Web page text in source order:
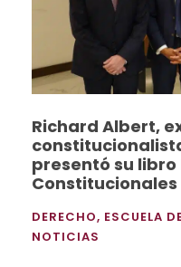
Richard Albert,
presentó su
Constitucionales
DERECHO, ESCUELA
NOTICIAS